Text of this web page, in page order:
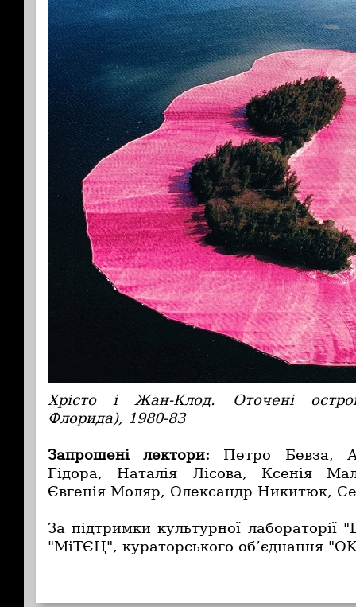
Хрісто і Жан-Клод. Оточені
Флорида), 1980-83
Запрошені лектори: Петро Бевза,
Гідора, Наталія Лісова, Ксенія
Євгенія Моляр, Олександр Никитюк,
За підтримки культурної лабораторії
"МіТЄЦ", кураторського об’єднання